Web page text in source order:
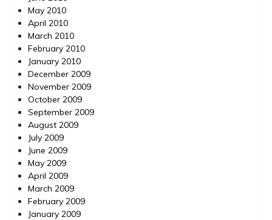
May 2010
April 2010
March 2010
February 2010
January 2010
December 2009
November 2009
October 2009
September 2009
August 2009
July 2009
June 2009
May 2009
April 2009
March 2009
February 2009
January 2009